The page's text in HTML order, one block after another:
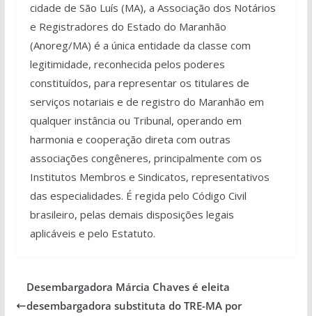
cidade de São Luís (MA), a Associação dos Notários
e Registradores do Estado do Maranhão
(Anoreg/MA) é a única entidade da classe com
legitimidade, reconhecida pelos poderes
constituídos, para representar os titulares de
serviços notariais e de registro do Maranhão em
qualquer instância ou Tribunal, operando em
harmonia e cooperação direta com outras
associações congêneres, principalmente com os
Institutos Membros e Sindicatos, representativos
das especialidades. É regida pelo Código Civil
brasileiro, pelas demais disposições legais
aplicáveis e pelo Estatuto.
Desembargadora Márcia Chaves é eleita
desembargadora substituta do TRE-MA por